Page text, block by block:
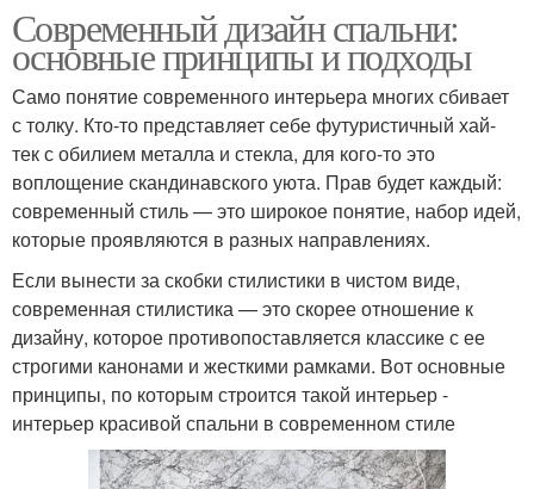
Современный дизайн спальни:
основные принципы и подходы
Само понятие современного интерьера многих сбивает
с толку. Кто-то представляет себе футуристичный хай-
тек с обилием металла и стекла, для кого-то это
воплощение скандинавского уюта. Прав будет каждый:
современный стиль — это широкое понятие, набор идей,
которые проявляются в разных направлениях.
Если вынести за скобки стилистики в чистом виде,
современная стилистика — это скорее отношение к
дизайну, которое противопоставляется классике с ее
строгими канонами и жесткими рамками. Вот основные
принципы, по которым строится такой интерьер -
интерьер красивой спальни в современном стиле